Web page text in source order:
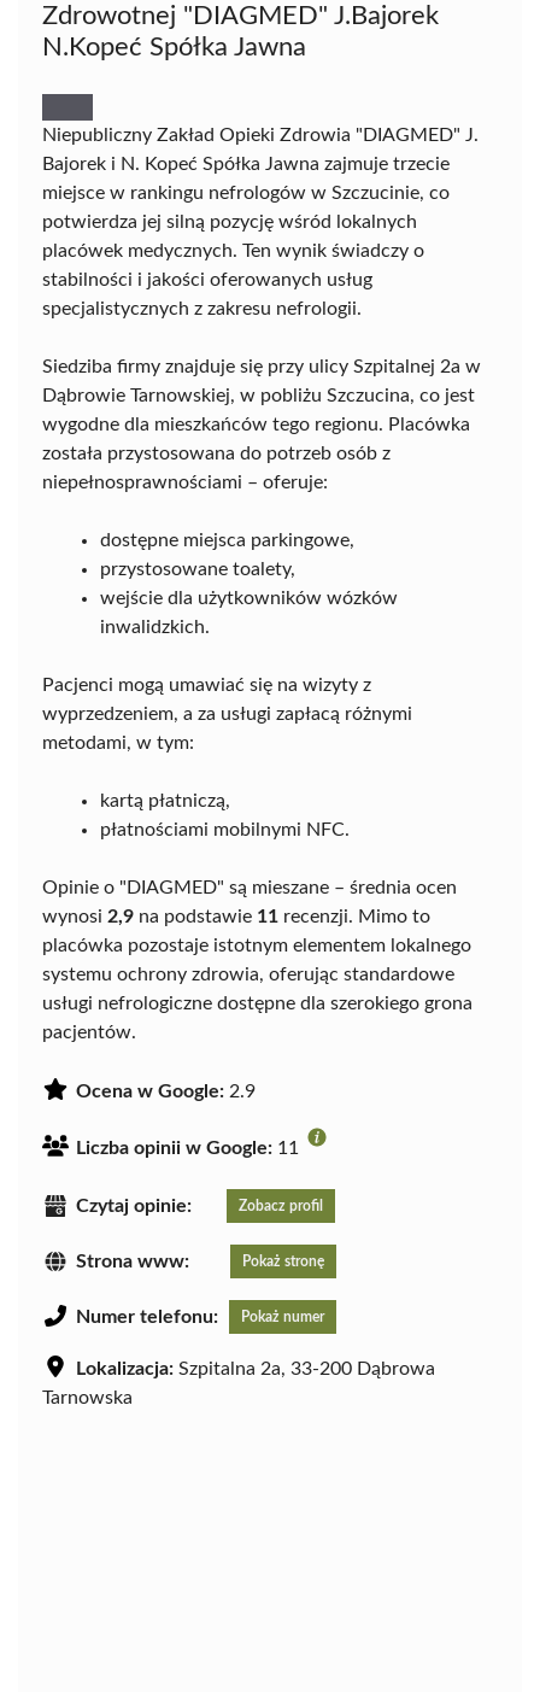
Zdrowotnej "DIAGMED" J.Bajorek
N.Kopeć Spółka Jawna
Niepubliczny Zakład Opieki Zdrowia "DIAGMED" J.
Bajorek i N. Kopeć Spółka Jawna zajmuje trzecie
miejsce w rankingu nefrologów w Szczucinie, co
potwierdza jej silną pozycję wśród lokalnych
placówek medycznych. Ten wynik świadczy o
stabilności i jakości oferowanych usług
specjalistycznych z zakresu nefrologii.
Siedziba firmy znajduje się przy ulicy Szpitalnej 2a w
Dąbrowie Tarnowskiej, w pobliżu Szczucina, co jest
wygodne dla mieszkańców tego regionu. Placówka
została przystosowana do potrzeb osób z
niepełnosprawnościami – oferuje:
dostępne miejsca parkingowe,
przystosowane toalety,
wejście dla użytkowników wózków
inwalidzkich.
Pacjenci mogą umawiać się na wizyty z
wyprzedzeniem, a za usługi zapłacą różnymi
metodami, w tym:
kartą płatniczą,
płatnościami mobilnymi NFC.
Opinie o "DIAGMED" są mieszane – średnia ocen
wynosi 2,9 na podstawie 11 recenzji. Mimo to
placówka pozostaje istotnym elementem lokalnego
systemu ochrony zdrowia, oferując standardowe
usługi nefrologiczne dostępne dla szerokiego grona
pacjentów.
Ocena w Google: 2.9
Liczba opinii w Google: 11
Czytaj opinie: Zobacz profil
Strona www: Pokaż stronę
Numer telefonu: Pokaż numer
Lokalizacja: Szpitalna 2a, 33-200 Dąbrowa
Tarnowska